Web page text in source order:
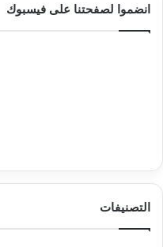
انضموا لصفحتنا على فيسبوك
التصنيفات